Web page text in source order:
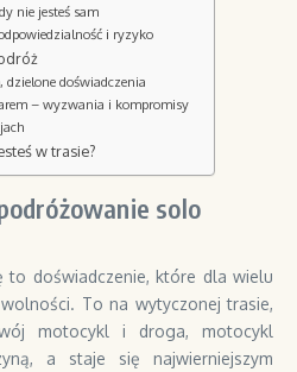
nie jesteś sam
i ryzyko
dzielone doświadczenia
– wyzwania i kompromisy
w trasie?
solo
to doświadczenie, które dla wielu
To na wytyczonej trasie,
motocykl i droga, motocykl
a staje się najwierniejszym